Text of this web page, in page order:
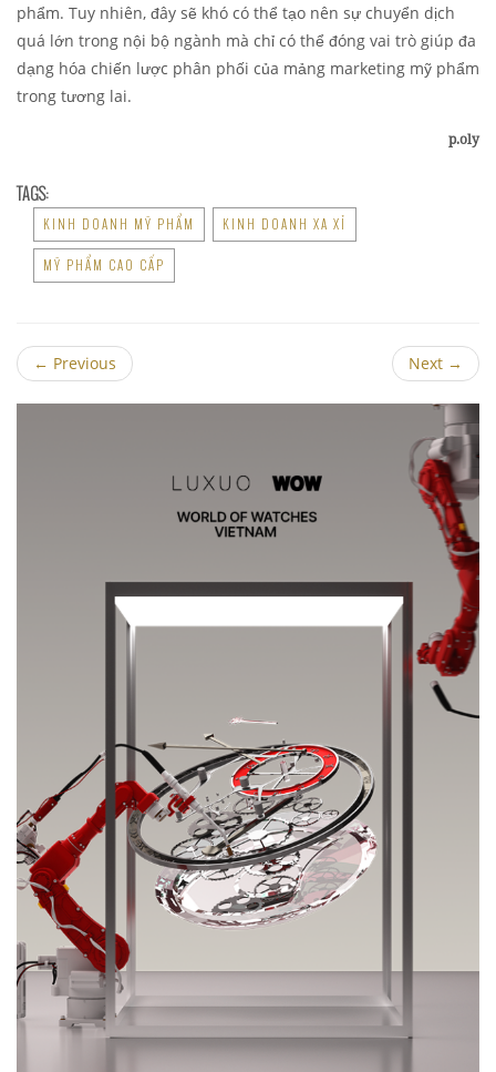
phẩm. Tuy nhiên, đây sẽ khó có thể tạo nên sự chuyển dịch
quá lớn trong nội bộ ngành mà chỉ có thể đóng vai trò giúp đa
dạng hóa chiến lược phân phối của mảng marketing mỹ phẩm
trong tương lai.
p.oly
TAGS:
KINH DOANH MỸ PHẨM KINH DOANH XA XỈ
MỸ PHẨM CAO CẤP
← Previous Next →